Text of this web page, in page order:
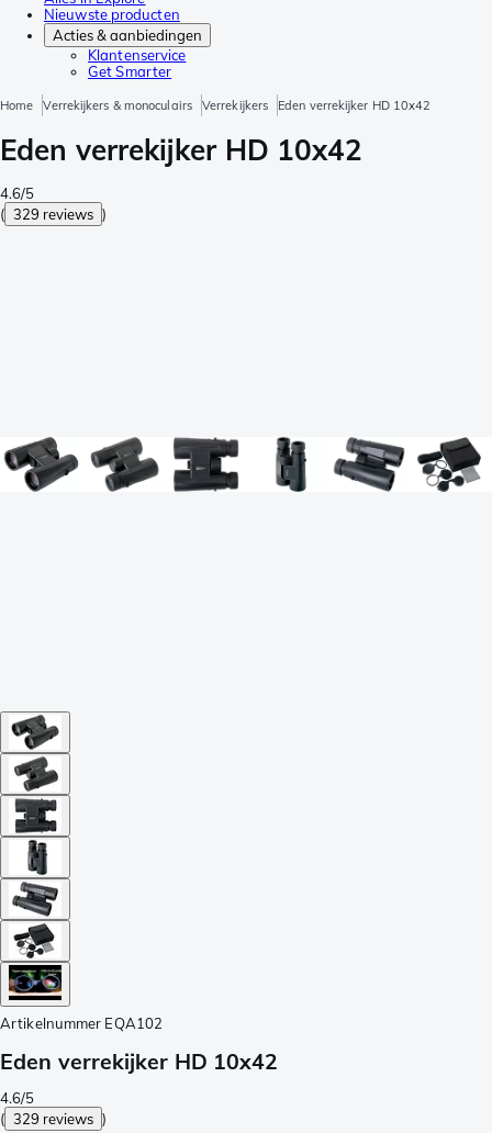
Nieuwste producten
Acties & aanbiedingen
Klantenservice
Get Smarter
Home Verrekijkers & monoculairs Verrekijkers Eden verrekijker HD 10x42
Eden verrekijker HD 10x42
4.6/5
( 329 reviews )
Artikelnummer EQA102
Eden verrekijker HD 10x42
4.6/5
( 329 reviews )